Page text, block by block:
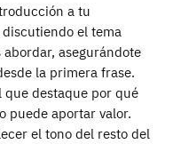
a tu
el tema
asegurándote
la primera frase.
que destaque por qué
puede aportar valor.
el tono del resto del